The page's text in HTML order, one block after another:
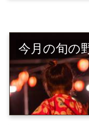
今月の旬の